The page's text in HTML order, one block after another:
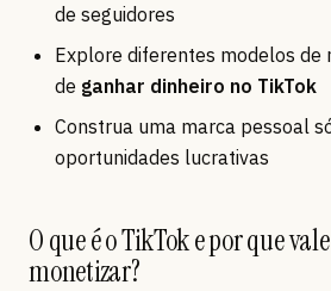
de seguidores
Explore diferentes modelos de
de ganhar dinheiro no TikTok
Construa uma marca pessoal
oportunidades lucrativas
O que é o TikTok e por que
monetizar?